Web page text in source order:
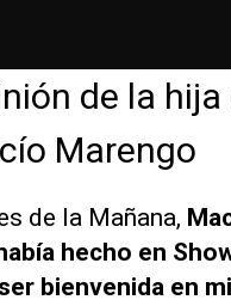
de la
Marengo
de la Mañana,
hecho en
bienvenida en